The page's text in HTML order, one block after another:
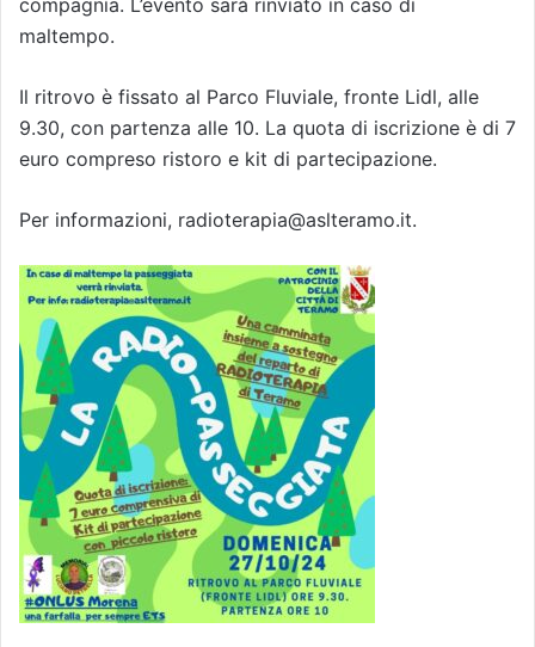
compagnia. L’evento sarà rinviato in caso di
maltempo.
Il ritrovo è fissato al Parco Fluviale, fronte Lidl, alle
9.30, con partenza alle 10. La quota di iscrizione è di 7
euro compreso ristoro e kit di partecipazione.
Per informazioni, radioterapia@aslteramo.it.